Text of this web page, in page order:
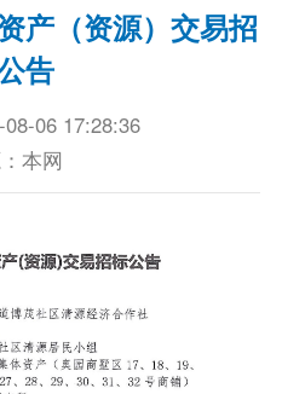
产（资源）交易招
告
06 17:28:36
本网